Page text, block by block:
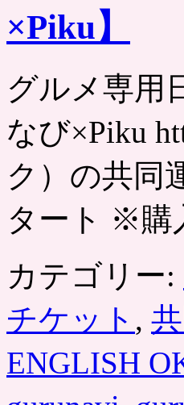
×Piku】
グルメ専用
なび×Piku
ク）の共同
タート ※
カテゴリー:
チケット ,
ENGLISH